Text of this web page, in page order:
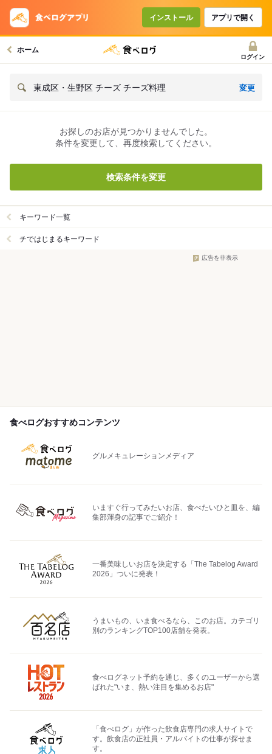
インストール アプリで開く
ホーム
ログイン
東成区・生野区 チーズ チーズ料理 変更
お探しのお店が見つかりませんでした。
条件を変更して、再度検索してください。
検索条件を変更
キーワード一覧
チではじまるキーワード
広告を非表示
食べログおすすめコンテンツ
グルメキュレーションメディア
いますぐ行ってみたいお店、食べたいひと皿を、編
集部渾身の記事でご紹介！
一番美味しいお店を決定する「The Tabelog Award
2026」ついに発表！
うまいもの、いま食べるなら、このお店。カテゴリ
別のランキングTOP100店舗を発表。
食べログネット予約を通じ、多くのユーザーから選
ばれた"いま、熱い注目を集めるお店"
「食べログ」が作った飲食店専門の求人サイトで
す。飲食店の正社員・アルバイトの仕事が探せま
す。